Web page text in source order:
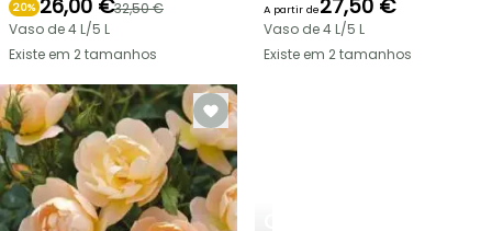
20% 26,00 €32,50 €
Vaso de 4 L/5 L
Existe em 2 tamanhos
A partir de27,50 €
Vaso de 4 L/5 L
Existe em 2 tamanhos